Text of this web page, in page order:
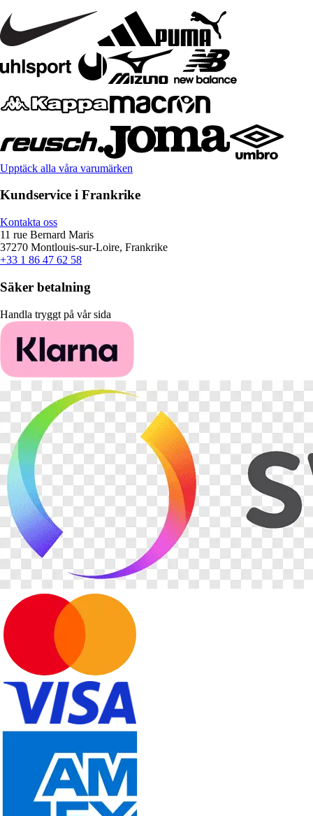
Upptäck alla våra varumärken
Kundservice i Frankrike
Kontakta oss
11 rue Bernard Maris
37270 Montlouis-sur-Loire, Frankrike
+33 1 86 47 62 58
Säker betalning
Handla tryggt på vår sida